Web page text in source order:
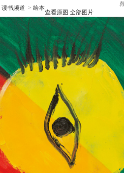
读书频道 > 绘本
查看原图 全部图片